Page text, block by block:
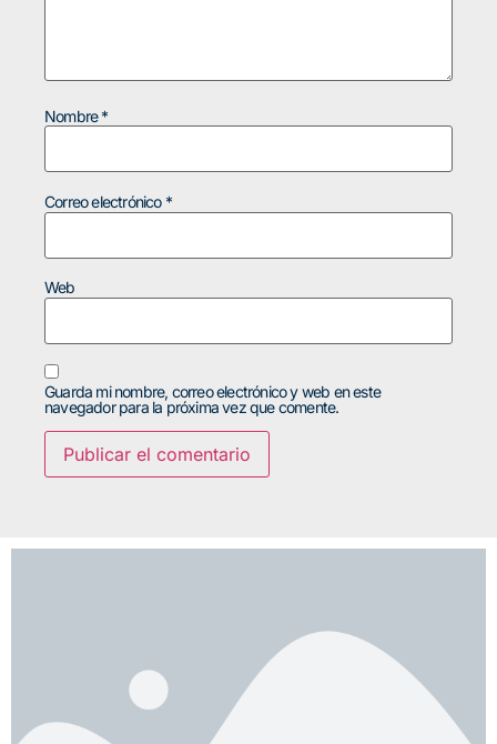
Nombre*
Correo electrónico *
Web
Guarda mi nombre, correo electrónico y web en este
navegador para la próxima vez que comente.